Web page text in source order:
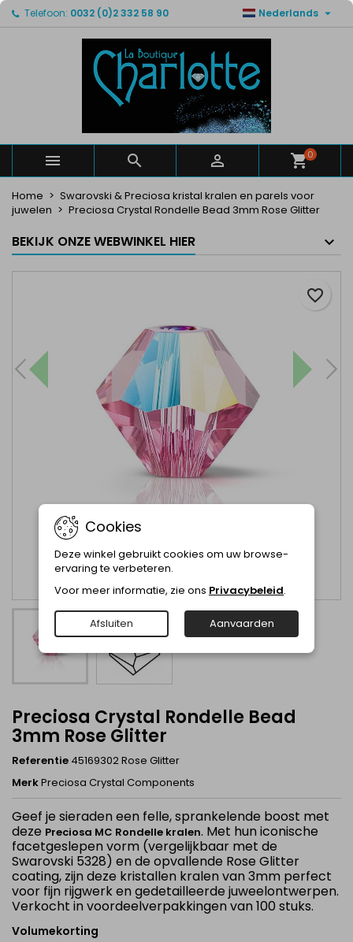
Telefoon: 0032 (0)2 332 58 90 Nederlands 
   0
Home
Swarovski & Preciosa kristal kralen en parels voor
juwelen
Preciosa Crystal Rondelle Bead 3mm Rose Glitter
BEKIJK ONZE WEBWINKEL HIER
Preciosa Crystal Rondelle Bead
3mm Rose Glitter
Referentie 45169302 Rose Glitter
MerkPreciosa Crystal Components
Geef je sieraden een felle, sprankelende boost met
deze Preciosa MC Rondelle kralen. Met hun iconische
facetgeslepen vorm (vergelijkbaar met de
Swarovski 5328) en de opvallende Rose Glitter
coating, zijn deze kristallen kralen van 3mm perfect
voor fijn rijgwerk en gedetailleerde juweelontwerpen.
Verkocht in voordeelverpakkingen van 100 stuks.
Volumekorting
favorite_border
Mijn verlanglijsten ×
Maak een lijst
Maak een verlanglijst ×
Verlanglijst naam
Annuleren Maak een verlanglijst
Inloggen ×
U moet ingelogd zijn om producten in uw verlanglijst
Annuleren Inloggen
Cookies
Deze winkel gebruikt cookies om uw browse-
ervaring te verbeteren.
Voor meer informatie, zie ons Privacybeleid.
Afsluiten Aanvaarden